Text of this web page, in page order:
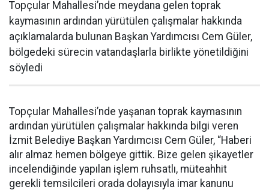
Topçular Mahallesi’nde meydana gelen toprak
kaymasının ardından yürütülen çalışmalar hakkında
açıklamalarda bulunan Başkan Yardımcısı Cem Güler,
bölgedeki sürecin vatandaşlarla birlikte yönetildiğini
söyledi
Topçular Mahallesi’nde yaşanan toprak kaymasının
ardından yürütülen çalışmalar hakkında bilgi veren
İzmit Belediye Başkan Yardımcısı Cem Güler, “Haberi
alır almaz hemen bölgeye gittik. Bize gelen şikayetler
incelendiğinde yapılan işlem ruhsatlı, müteahhit
gerekli temsilcileri orada dolayısıyla imar kanunu